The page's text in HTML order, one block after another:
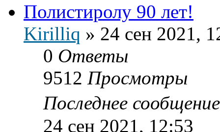
Полистиролу 90 лет!
Kirilliq » 24 сен 2021,
0 Ответы
9512 Просмотры
Последнее
24 сен 2021, 12:53